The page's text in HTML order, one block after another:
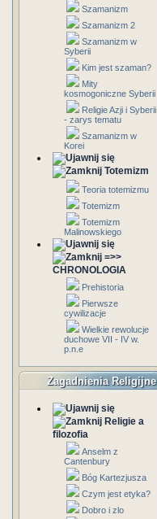
Szamanizm
Szamanizm 2
Szamanizm w
Syberii
Kim jest szaman?
Mity
kosmogoniczne Syberii
Religie Azji i Syberii
- zarys tematu
Szamanizm w
Korei
Totemizm
Teoria totemizmu
Totemizm
Totemizm
Malinowskiego
=>>
CHRONOLOGIA
Prehistoria
Pierwsze
cywilizacje
Wielkie rewolucje
duchowe VII - IV w.
p.n.e
Zagadnienia Religijne
Religie a
filozofia
Anselm z
Cantenbury
Bóg Kartezjusza
Czym jest etyka?
Dobro i zlo